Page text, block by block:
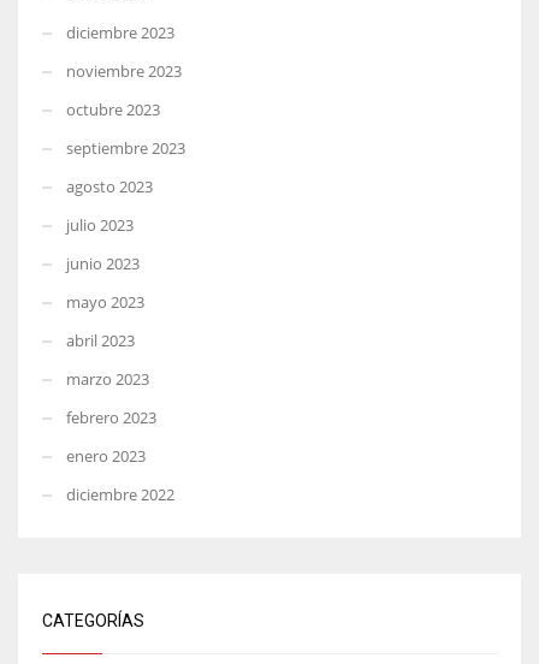
diciembre 2023
noviembre 2023
octubre 2023
septiembre 2023
agosto 2023
julio 2023
junio 2023
mayo 2023
abril 2023
marzo 2023
febrero 2023
enero 2023
diciembre 2022
CATEGORÍAS